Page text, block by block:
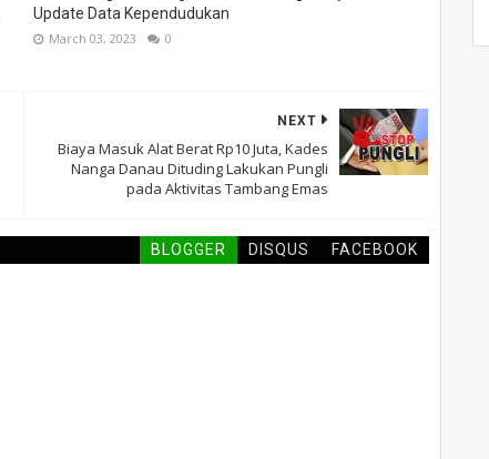
Update Data Kependudukan
March 03, 2023 0
NEXT
Biaya Masuk Alat Berat Rp10 Juta, Kades
Nanga Danau Dituding Lakukan Pungli
pada Aktivitas Tambang Emas
BLOGGER DISQUS FACEBOOK